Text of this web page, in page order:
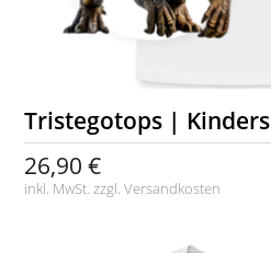
Tristegotops |
26,90 €
inkl. MwSt. zzgl.Versandkosten